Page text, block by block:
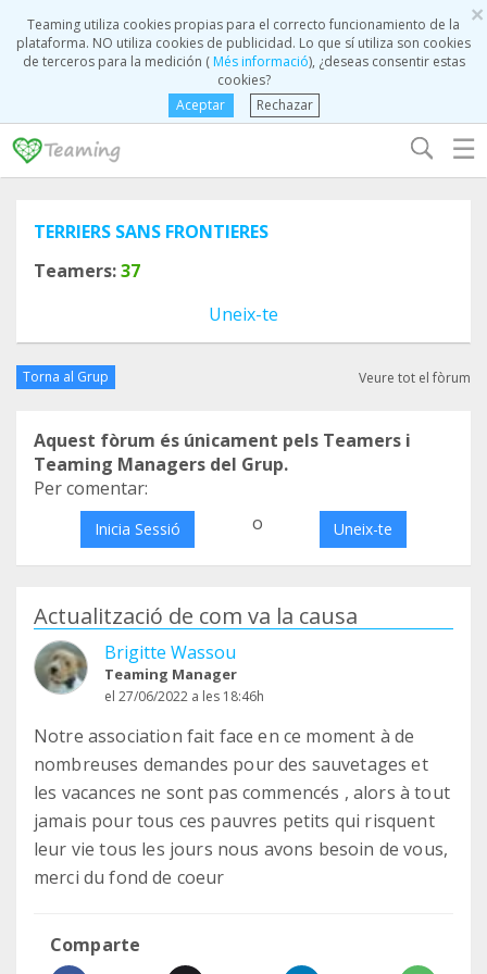
×
Teaming utiliza cookies propias para el correcto funcionamiento de la
plataforma. NO utiliza cookies de publicidad. Lo que sí utiliza son cookies
de terceros para la medición (Més informació), ¿deseas consentir estas
cookies?
Aceptar
Rechazar
☰
TERRIERS SANS FRONTIERES
Teamers:37
Uneix-te
Torna al Grup Veure tot el fòrum
Aquest fòrum és únicament pels Teamers i
Teaming Managers del Grup.
Per comentar:
Inicia Sessió o Uneix-te
Actualització de com va la causa
Brigitte Wassou
Teaming Manager
el 27/06/2022 a les 18:46h
Notre association fait face en ce moment à de
nombreuses demandes pour des sauvetages et
les vacances ne sont pas commencés , alors à tout
jamais pour tous ces pauvres petits qui risquent
leur vie tous les jours nous avons besoin de vous,
merci du fond de coeur
Comparte